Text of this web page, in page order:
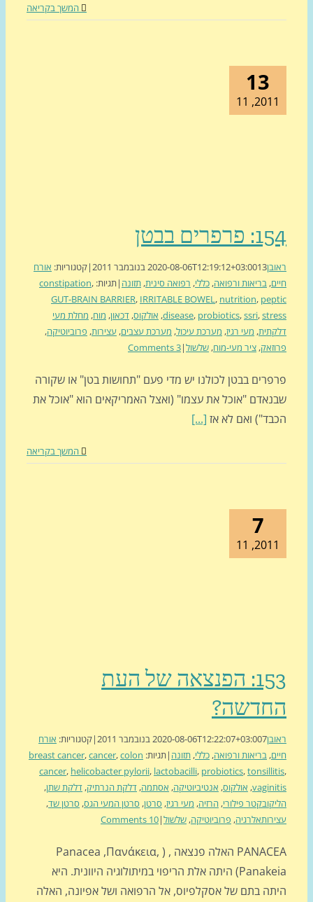
המשך בקריאה
2020-08-06T12:19:12+03:00
|קטגוריות:אורח
בריאות ורפואה,כללי,רפואה סינית,תזונה|תגיות: constipation,
GUT-BRAIN BARRIER, IRRITABLE BOWEL,nutrition
disease,probiotics,ssri
,אולקוס,דכאון,מוח ,מחלת מעי
מעי רגיז,מערכת עיכול,מערכת עצבים,עצירות,פרוביוטיקה,
ציר מעי-מוח,שלשול|
3 Comments
בבטן לכולנו יש מדי פעם "תחושות בטן" או שקורה
"אוכל את עצמו" (ואצל האמריקאים הוא "אוכל את
ואם לא אז[...]
המשך בקריאה
153: הפנצאה של העת
2020-08-06T12:22:07+03:00
|קטגוריות:אורח
בריאות ורפואה,כללי,תזונה|תגיות: breast cancer,cancer,colon
cancer,helicobacter pylorii,lactobacilli,probiotics,
,אולקוס,אנטיביוטיקה,אסתמה,דלקת הנרתיק,דלקת שתן ,
פילורי,הרזיה,מעי רגיז,סרטן ,סרטן המעי הגס ,סרטן שד,
,פרוביוטיקה,שלשול|
10 Comments
PANACEA האלה פנצאה , ( Panacea ,Πανάκεια,
Panakeia) היתה אלת הריפוי במיתולוגיה היוונית. היא
בתם של אסקלפיוס, אל הרפואה ושל אפיונה, האלה